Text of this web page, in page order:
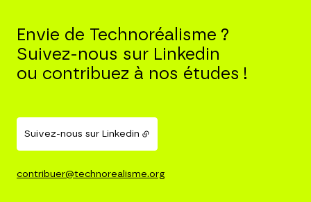
Envie de Technoréalisme ?
Suivez-nous sur Linkedin
ou contribuez à nos études !
Suivez-nous sur Linkedin
contribuer@technorealisme.org